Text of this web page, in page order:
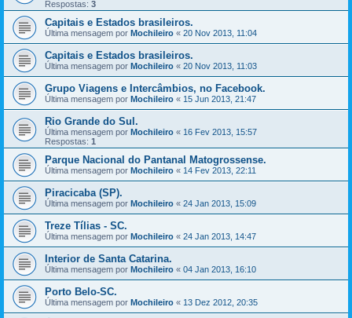
Respostas: 3
Capitais e Estados brasileiros.
Última mensagem por Mochileiro « 20 Nov 2013, 11:04
Capitais e Estados brasileiros.
Última mensagem por Mochileiro « 20 Nov 2013, 11:03
Grupo Viagens e Intercâmbios, no Facebook.
Última mensagem por Mochileiro « 15 Jun 2013, 21:47
Rio Grande do Sul.
Última mensagem por Mochileiro « 16 Fev 2013, 15:57
Respostas: 1
Parque Nacional do Pantanal Matogrossense.
Última mensagem por Mochileiro « 14 Fev 2013, 22:11
Piracicaba (SP).
Última mensagem por Mochileiro « 24 Jan 2013, 15:09
Treze Tílias - SC.
Última mensagem por Mochileiro « 24 Jan 2013, 14:47
Interior de Santa Catarina.
Última mensagem por Mochileiro « 04 Jan 2013, 16:10
Porto Belo-SC.
Última mensagem por Mochileiro « 13 Dez 2012, 20:35